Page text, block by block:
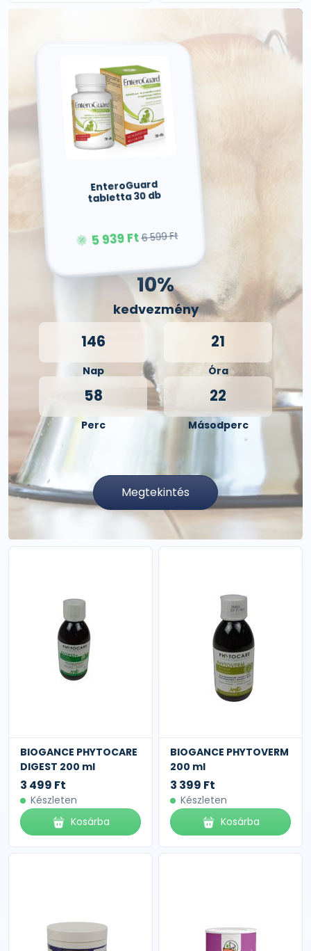
EnteroGuard
tabletta 30 db
5 939 Ft6 599 Ft
10%
kedvezmény
146
Nap
21
Óra
58
Perc
21
Másodperc
Megtekintés
BIOGANCE PHYTOCARE
DIGEST 200 ml
3 499 Ft
Készleten
Kosárba
BIOGANCE PHYTOVERM
200 ml
3 399 Ft
Készleten
Kosárba